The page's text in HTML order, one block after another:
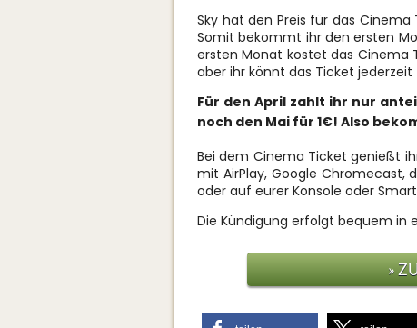
Sky hat den Preis für das
Somit bekommt ihr den ersten
ersten Monat kostet das Cinema
aber ihr könnt das Ticket jederzeit
Für den April zahlt ihr nur
noch den Mai für 1€! Also
Bei dem Cinema Ticket genießt
mit AirPlay, Google Chromecast,
oder auf eurer Konsole oder
Die Kündigung erfolgt bequem in
»